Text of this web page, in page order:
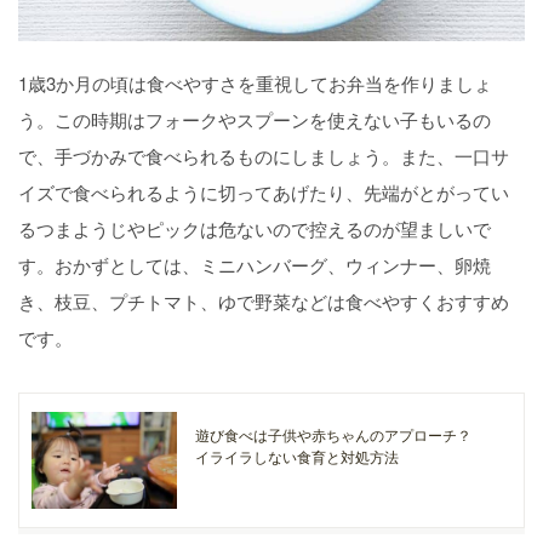
1歳3か月の頃は食べやすさを重視してお弁当を作りましょ
う。この時期はフォークやスプーンを使えない子もいるの
で、手づかみで食べられるものにしましょう。また、一口サ
イズで食べられるように切ってあげたり、先端がとがってい
るつまようじやピックは危ないので控えるのが望ましいで
す。おかずとしては、ミニハンバーグ、ウィンナー、卵焼
き、枝豆、プチトマト、ゆで野菜などは食べやすくおすすめ
です。
遊び食べは子供や赤ちゃんのアプローチ？
イライラしない食育と対処方法